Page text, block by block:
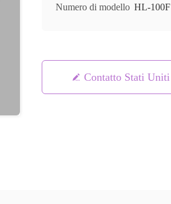
Numero di modello HL-100F
Contatto Stati Uniti